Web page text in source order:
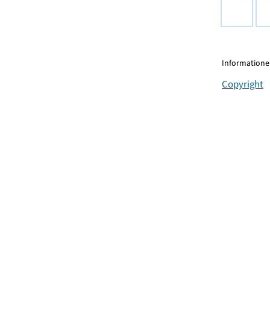
Copyright